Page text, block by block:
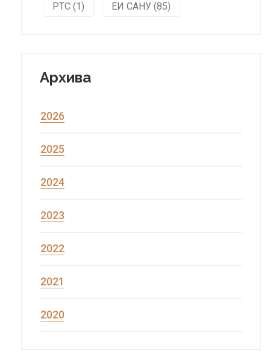
РТС (1) ЕИ САНУ (85)
Архива
2026
2025
2024
2023
2022
2021
2020